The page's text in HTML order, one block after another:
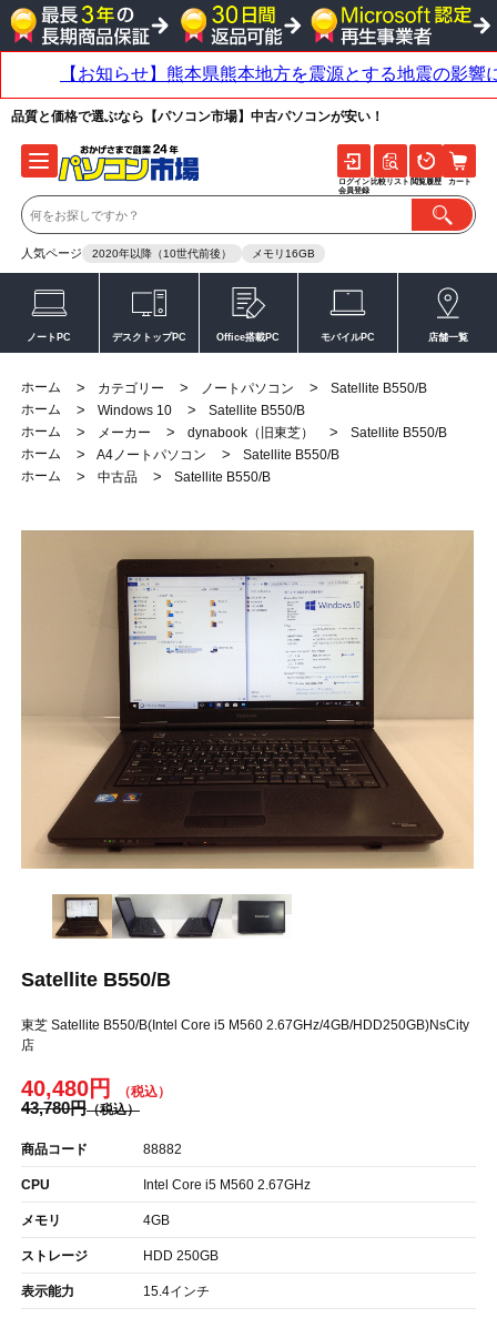
品質と価格で選ぶなら【パソコン市場】中古パソコンが安い！
人気ページ 2020年以降（10世代前後） メモリ16GB
ログイン
会員登録
比較リスト 閲覧履歴 カート
ノートPC デスクトップPC Office搭載PC モバイルPC 店舗一覧
ホーム > カテゴリー > ノートパソコン >
Satellite B550/B
ホーム
> Windows 10 >
Satellite B550/B
ホーム
> メーカー > dynabook（旧東芝） >
Satellite B550/B
ホーム
> A4ノートパソコン >
Satellite B550/B
ホーム
> 中古品 > Satellite B550/B
Satellite B550/B
東芝 Satellite B550/B(Intel Core i5 M560 2.67GHz/4GB/HDD250GB)NsCity
店
40,480円
43,780円
商品コード 88882
CPU Intel Core i5 M560 2.67GHz
メモリ 4GB
ストレージ HDD 250GB
表示能力 15.4インチ